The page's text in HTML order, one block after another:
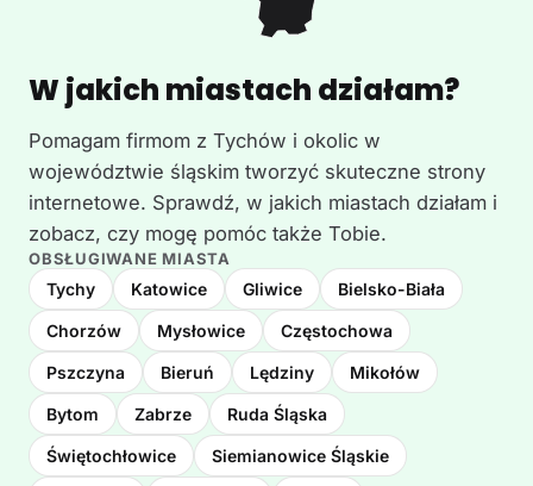
W jakich miastach działam?
Pomagam firmom z Tychów i okolic w
województwie śląskim tworzyć skuteczne strony
internetowe. Sprawdź, w jakich miastach działam i
zobacz, czy mogę pomóc także Tobie.
OBSŁUGIWANE MIASTA
Tychy Katowice Gliwice Bielsko-Biała
Chorzów Mysłowice Częstochowa
Pszczyna Bieruń Lędziny Mikołów
Bytom Zabrze Ruda Śląska
Świętochłowice Siemianowice Śląskie